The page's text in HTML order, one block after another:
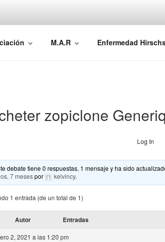
Española Malformaciones Ano-
M.A.R Enfermedad
zopiclone
Log In
debate tiene 0 respuestas, 1 mensaje y ha sido
7 mesespor kelvincy.
1 entrada (de un total de 1)
Autor Entradas
2, 2021 a las 1:20 pm